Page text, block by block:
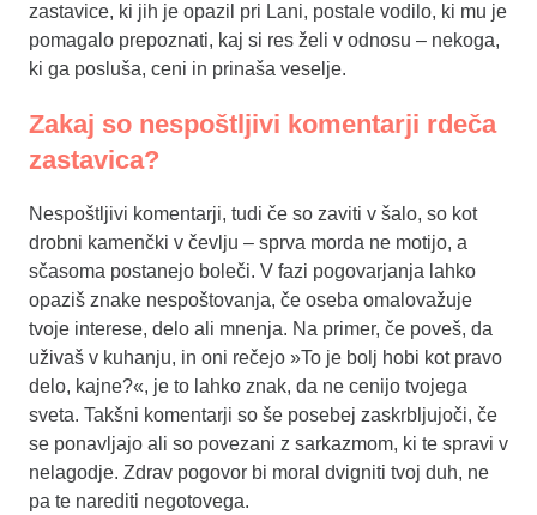
zastavice, ki jih je opazil pri Lani, postale vodilo, ki mu je
pomagalo prepoznati, kaj si res želi v odnosu – nekoga,
ki ga posluša, ceni in prinaša veselje.
Zakaj so nespoštljivi komentarji rdeča
zastavica?
Nespoštljivi komentarji, tudi če so zaviti v šalo, so kot
drobni kamenčki v čevlju – sprva morda ne motijo, a
sčasoma postanejo boleči. V fazi pogovarjanja lahko
opaziš znake nespoštovanja, če oseba omalovažuje
tvoje interese, delo ali mnenja. Na primer, če poveš, da
uživaš v kuhanju, in oni rečejo »To je bolj hobi kot pravo
delo, kajne?«, je to lahko znak, da ne cenijo tvojega
sveta. Takšni komentarji so še posebej zaskrbljujoči, če
se ponavljajo ali so povezani z sarkazmom, ki te spravi v
nelagodje. Zdrav pogovor bi moral dvigniti tvoj duh, ne
pa te narediti negotovega.